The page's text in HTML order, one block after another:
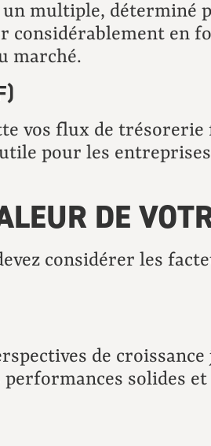
multiple, déterminé
considérablement en
marché.
vos flux de trésorerie
pour les
DE
considérer les
de
solides